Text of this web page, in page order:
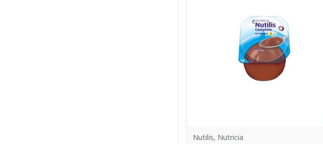
Nutilis, Nutricia